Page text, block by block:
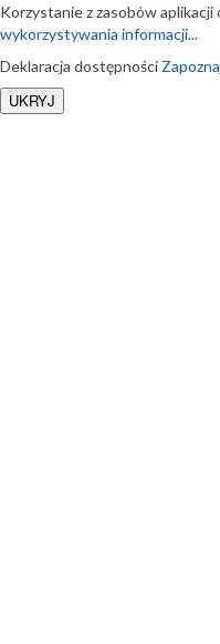
Korzystanie z zasobów aplikacji
wykorzystywania informacji...
Deklaracja dostępności